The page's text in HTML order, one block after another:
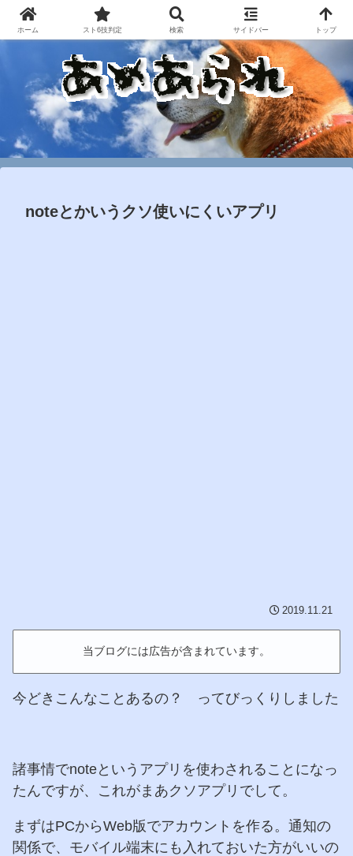
noteとかいうクソ使いにくいアプリ
2019.11.21
当ブログには広告が含まれています。
今どきこんなことあるの？ ってびっくりしました
諸事情でnoteというアプリを使わされることになっ
たんですが、これがまあクソアプリでして。
まずはPCからWeb版でアカウントを作る。通知の
関係で、モバイル端末にも入れておいた方がいいの
ホーム スト6技判定 検索 サイドバー トップ